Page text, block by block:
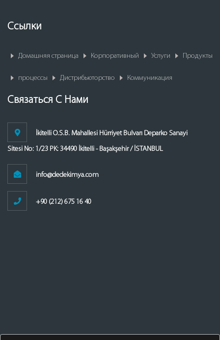
Ссылки
Домашняя страница Корпоративный Услуги Продукты
процессы Дистрибьюторство Коммуникация
Связаться С Нами
İkitelli O.S.B. Mahallesi Hürriyet Bulvarı Deparko Sanayi
Sitesi No: 1/23 PK: 34490 İkitelli - Başakşehir / İSTANBUL
info@dedekimya.com
+90 (212) 675 16 40